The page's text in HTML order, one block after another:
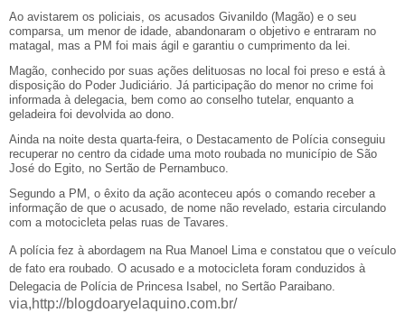
Ao avistarem os policiais, os acusados Givanildo (Magão) e o seu
comparsa, um menor de idade, abandonaram o objetivo e entraram no
matagal, mas a PM foi mais ágil e garantiu o cumprimento da lei.
Magão, conhecido por suas ações delituosas no local foi preso e está à
disposição do Poder Judiciário. Já participação do menor no crime foi
informada à delegacia, bem como ao conselho tutelar, enquanto a
geladeira foi devolvida ao dono.
Ainda na noite desta quarta-feira, o Destacamento de Polícia conseguiu
recuperar no centro da cidade uma moto roubada no município de São
José do Egito, no Sertão de Pernambuco.
Segundo a PM, o êxito da ação aconteceu após o comando receber a
informação de que o acusado, de nome não revelado, estaria circulando
com a motocicleta pelas ruas de Tavares.
A polícia fez à abordagem na Rua Manoel Lima e constatou que o veículo
de fato era roubado. O acusado e a motocicleta foram conduzidos à
Delegacia de Polícia de Princesa Isabel, no Sertão Paraibano.
via,http://blogdoaryelaquino.com.br/